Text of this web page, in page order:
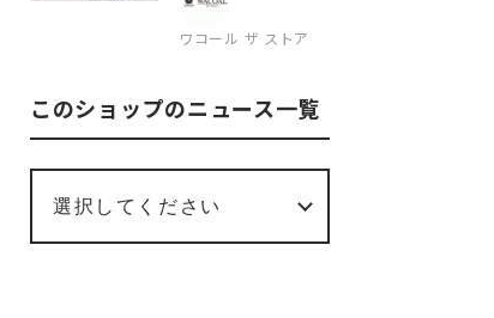
ワコール ザ ストア
このショップのニュース一覧